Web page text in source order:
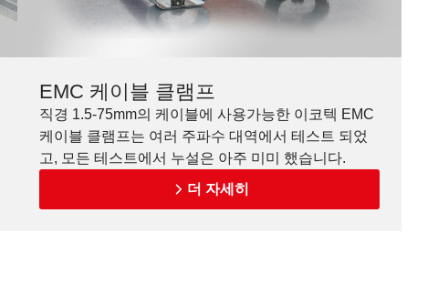
EMC 케이블 클램프
직경 1.5-75mm의 케이블에 사용가능한 이코텍 EMC
케이블 클램프는 여러 주파수 대역에서 테스트 되었
고, 모든 테스트에서 누설은 아주 미미 했습니다.
더 자세히